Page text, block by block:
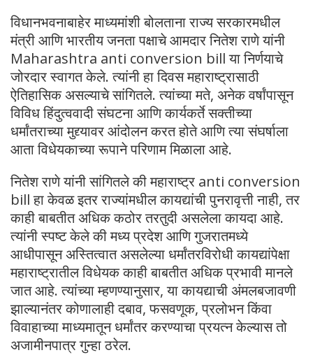
विधानभवनाबाहेर माध्यमांशी बोलताना राज्य सरकारमधील
मंत्री आणि भारतीय जनता पक्षाचे आमदार नितेश राणे यांनी
Maharashtra anti conversion bill या निर्णयाचे
जोरदार स्वागत केले. त्यांनी हा दिवस महाराष्ट्रासाठी
ऐतिहासिक असल्याचे सांगितले. त्यांच्या मते, अनेक वर्षांपासून
विविध हिंदुत्ववादी संघटना आणि कार्यकर्ते सक्तीच्या
धर्मांतराच्या मुद्द्यावर आंदोलन करत होते आणि त्या संघर्षाला
आता विधेयकाच्या रूपाने परिणाम मिळाला आहे.
नितेश राणे यांनी सांगितले की महाराष्ट्र anti conversion
bill हा केवळ इतर राज्यांमधील कायद्यांची पुनरावृत्ती नाही, तर
काही बाबतीत अधिक कठोर तरतुदी असलेला कायदा आहे.
त्यांनी स्पष्ट केले की मध्य प्रदेश आणि गुजरातमध्ये
आधीपासून अस्तित्वात असलेल्या धर्मांतरविरोधी कायद्यांपेक्षा
महाराष्ट्रातील विधेयक काही बाबतीत अधिक प्रभावी मानले
जात आहे. त्यांच्या म्हणण्यानुसार, या कायद्याची अंमलबजावणी
झाल्यानंतर कोणालाही दबाव, फसवणूक, प्रलोभन किंवा
विवाहाच्या माध्यमातून धर्मांतर करण्याचा प्रयत्न केल्यास तो
अजामीनपात्र गुन्हा ठरेल.